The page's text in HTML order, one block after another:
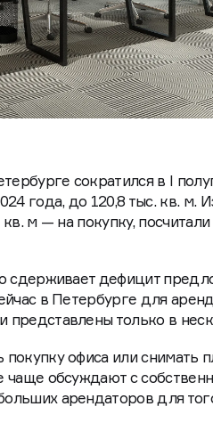
сократился в I
года, до 120,8 тыс. кв. м.
м — на покупку,
сдерживает дефицит
в Петербурге для
только в
офиса или снимать
обсуждают с
арендаторов для